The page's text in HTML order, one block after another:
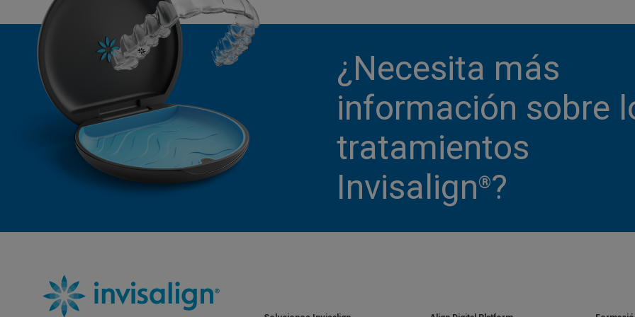
¿Necesita más
información sobre
tratamientos
Invisalign®?